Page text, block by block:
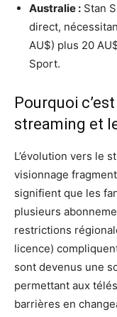
Australie : Stan
direct,
AU$) plus 20
Sport.
Pourquoi
streaming et
L’évolution vers le
visionnage
signifient que les
plusieurs
restrictions
licence)
sont devenus une
permettant aux
barrières en